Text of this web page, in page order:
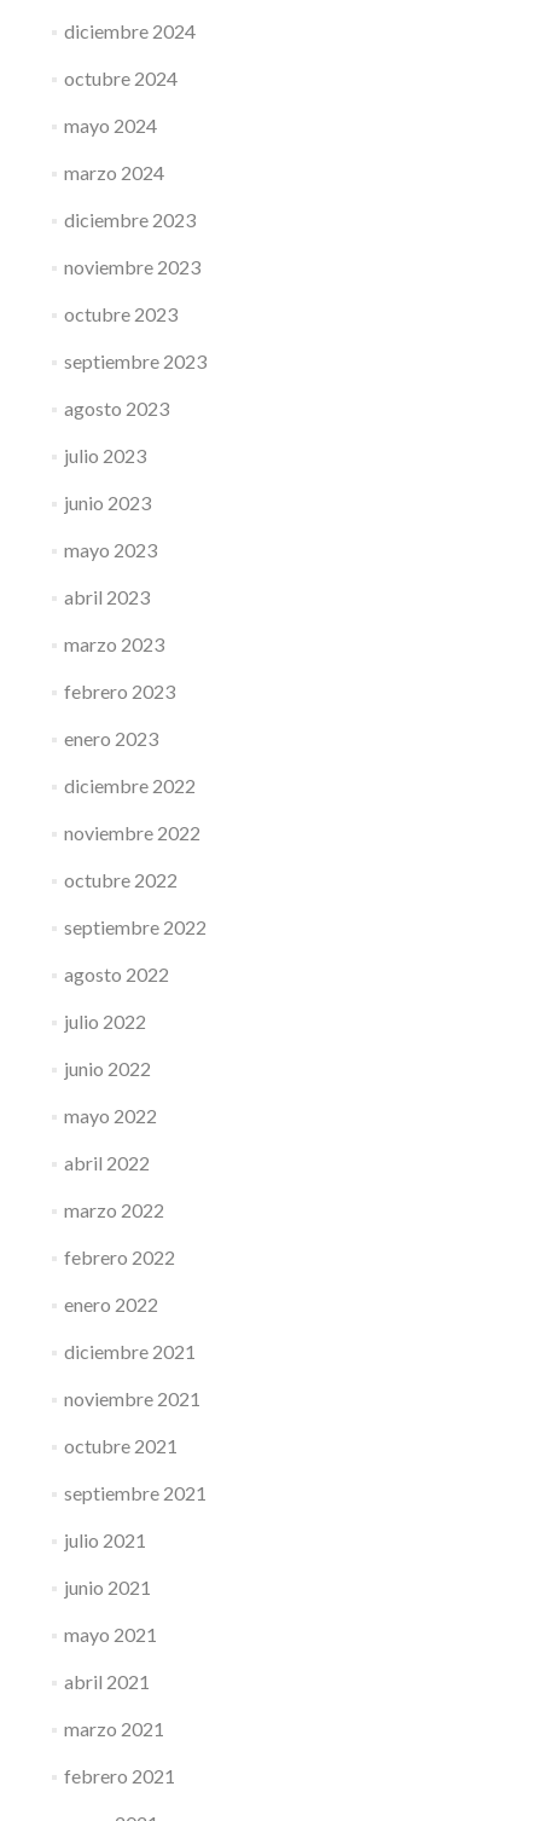
diciembre 2024
octubre 2024
mayo 2024
marzo 2024
diciembre 2023
noviembre 2023
octubre 2023
septiembre 2023
agosto 2023
julio 2023
junio 2023
mayo 2023
abril 2023
marzo 2023
febrero 2023
enero 2023
diciembre 2022
noviembre 2022
octubre 2022
septiembre 2022
agosto 2022
julio 2022
junio 2022
mayo 2022
abril 2022
marzo 2022
febrero 2022
enero 2022
diciembre 2021
noviembre 2021
octubre 2021
septiembre 2021
julio 2021
junio 2021
mayo 2021
abril 2021
marzo 2021
febrero 2021